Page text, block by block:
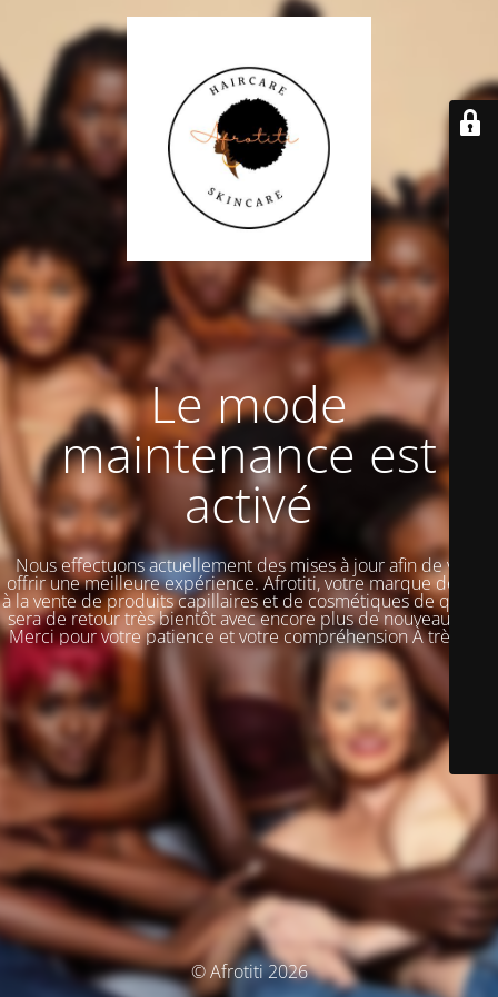
Le mode
maintenance est
activé
Nous effectuons actuellement des mises à jour afin de vous
offrir une meilleure expérience. Afrotiti, votre marque dédiée
à la vente de produits capillaires et de cosmétiques de qualité,
sera de retour très bientôt avec encore plus de nouveautés !!!
Merci pour votre patience et votre compréhension À très vite
© Afrotiti 2026